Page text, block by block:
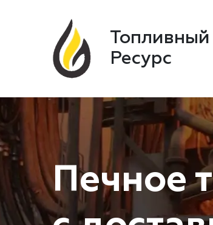
Топливный
Ресурс
Печное